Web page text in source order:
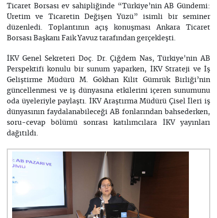
Ticaret Borsası ev sahipliğinde “Türkiye’nin AB Gündemi:
Üretim ve Ticaretin Değişen Yüzü” isimli bir seminer
düzenledi. Toplantının açış konuşması Ankara Ticaret
Borsası Başkanı Faik Yavuz tarafından gerçekleşti.
İKV Genel Sekreteri Doç. Dr. Çiğdem Nas, Türkiye'nin AB
Perspektifi konulu bir sunum yaparken, İKV Strateji ve İş
Geliştirme Müdürü M. Gökhan Kilit Gümrük Birliği’nin
güncellenmesi ve iş dünyasına etkilerini içeren sunumunu
oda üyeleriyle paylaştı. İKV Araştırma Müdürü Çisel İleri iş
dünyasının faydalanabileceği AB fonlarından bahsederken,
soru-cevap bölümü sonrası katılımcılara İKV yayınları
dağıtıldı.